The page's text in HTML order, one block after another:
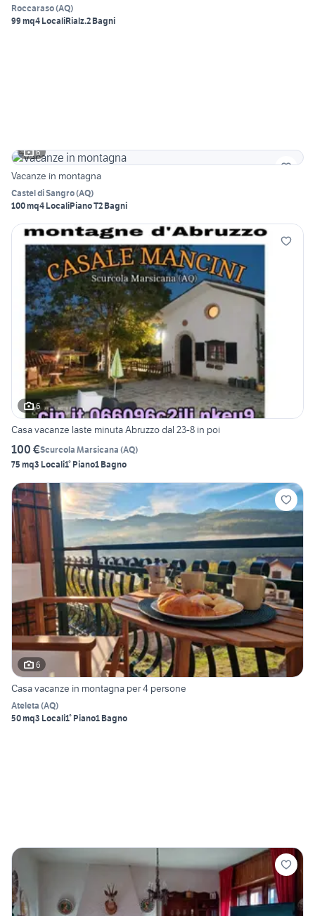
Roccaraso(AQ)
99 mq4 LocaliRialz.2 Bagni
6
Vacanze in montagna
Castel di Sangro(AQ)
100 mq4 LocaliPiano T2 Bagni
6
Casa vacanze laste minuta Abruzzo dal 23-8 in poi
100 €Scurcola Marsicana (AQ)
75 mq3 Locali1° Piano1 Bagno
6
Casa vacanze in montagna per 4 persone
Ateleta (AQ)
50 mq3 Locali1° Piano1 Bagno